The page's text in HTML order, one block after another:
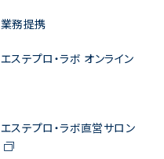
業務提携
エステプロ・ラボ オンライン
エステプロ・ラボ直営サロン